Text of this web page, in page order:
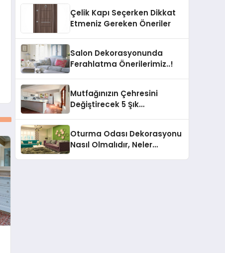
Çelik Kapı Seçerken Dikkat
Etmeniz Gereken Öneriler
Salon Dekorasyonunda
Ferahlatma Önerilerimiz..!
Mutfağınızın Çehresini
Değiştirecek 5 Şık
Oturma Odası Dekorasyonu
Nasıl Olmalıdır, Neler